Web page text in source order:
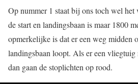
Op nummer 1 staat bij ons toch wel
de start en landingsbaan is maar 1800
opmerkelijke is dat er een weg midden
landingsbaan loopt. Als er een
dan gaan de stoplichten op rood.